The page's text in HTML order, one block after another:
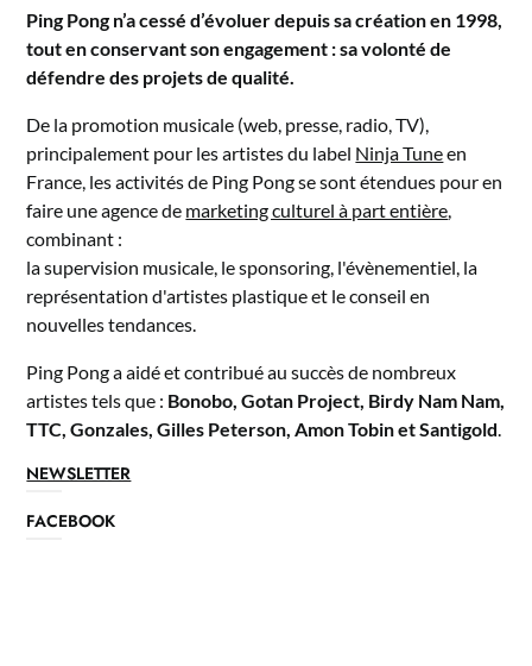
Ping Pong n’a cessé d’évoluer depuis sa création en 1998,
tout en conservant son engagement : sa volonté de
défendre des projets de qualité.
De la promotion musicale (web, presse, radio, TV),
principalement pour les artistes du label Ninja Tuneen
France, les activités de Ping Pong se sont étendues pour en
faire une agence de marketing culturel à part entière
combinant :
la supervision musicale, le sponsoring, l'évènementiel, la
représentation d'artistes plastique et le conseil en
nouvelles tendances.
Ping Pong a aidé et contribué au succès de nombreux
artistes tels que : Bonobo, Gotan Project, Birdy Nam Nam,
TTC, Gonzales, Gilles Peterson, Amon Tobin et Santigold
NEWSLETTER
FACEBOOK